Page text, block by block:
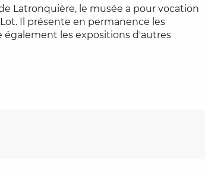
Latronquière, le musée a pour vocation
Il présente en permanence les
également les expositions d'autres